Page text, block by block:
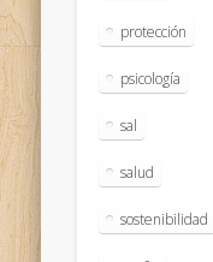
protección
psicología
sal
salud
sostenibilidad